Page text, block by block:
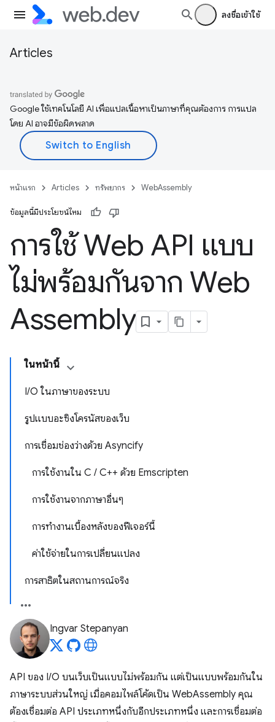
ลงชื่อเข้าใช้
Articles
Google ใช้เทคโนโลยี AI เพื่อแปลเนื้อหาเป็นภาษาที่คุณต้องการ การแปล
โดย AI อาจมีข้อผิดพลาด
หน้าแรก Articles ทรัพยากร WebAssembly
ข้อมูลนี้มีประโยชน์ไหม
การใช้ Web API แบบ
ไม่พร้อมกันจาก Web
Assembly
ในหน้านี้
I/O ในภาษาของระบบ
รูปแบบอะซิงโครนัสของเว็บ
การเชื่อมช่องว่างด้วย Asyncify
การใช้งานใน C / C++ ด้วย Emscripten
การใช้งานจากภาษาอื่นๆ
การทำงานเบื้องหลังของฟีเจอร์นี้
ค่าใช้จ่ายในการเปลี่ยนแปลง
การสาธิตในสถานการณ์จริง
Ingvar Stepanyan
API ของ I/O บนเว็บเป็นแบบไม่พร้อมกัน แต่เป็นแบบพร้อมกันใน
ภาษาระบบส่วนใหญ่ เมื่อคอมไพล์โค้ดเป็น WebAssembly คุณ
ต้องเชื่อมต่อ API ประเภทหนึ่งกับอีกประเภทหนึ่ง และการเชื่อมต่อ